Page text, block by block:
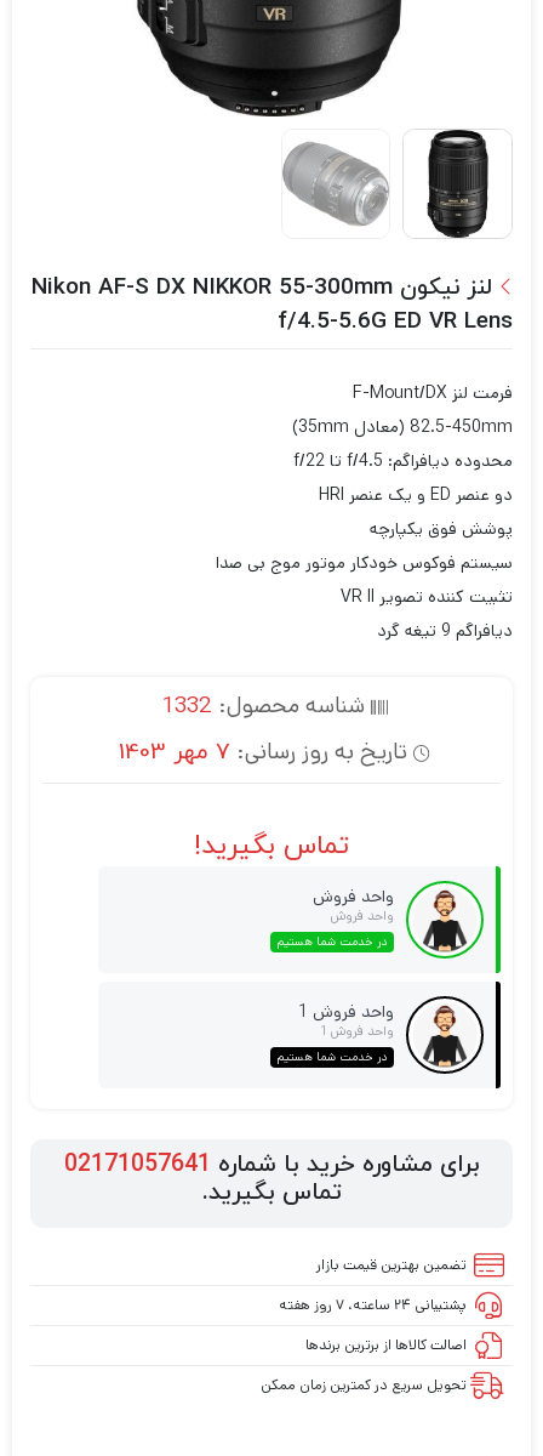
لنز نیکون Nikon AF-S DX NIKKOR 55-300mm
f/4.5-5.6G ED VR Lens
فرمت لنز F-Mount/DX
82.5-450mm (معادل 35mm)
محدوده دیافراگم: f/4.5 تا f/22
دو عنصر ED و یک عنصر HRI
پوشش فوق یکپارچه
سیستم فوکوس خودکار موتور موج بی صدا
تثبیت کننده تصویر VR II
دیافراگم 9 تیغه گرد
شناسه محصول: 1332
تاریخ به روز رسانی: 7 مهر 1403
تماس بگیرید!
واحد فروش
واحد فروش
در خدمت شما هستیم
واحد فروش 1
واحد فروش 1
در خدمت شما هستیم
برای مشاوره خرید با شماره 02171057641
تماس بگیرید.
تضمین بهترین قیمت بازار
پشتیبانی ۲۴ ساعته، ۷ روز هفته
اصالت کالاها از برترین برندها
تحویل سریع در کمترین زمان ممکن